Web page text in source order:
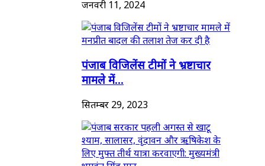
जनवरी 11, 2024
पंजाब विजिलेंस टीमों ने भ्रष्टाचार
मामले में...
सितम्बर 29, 2023